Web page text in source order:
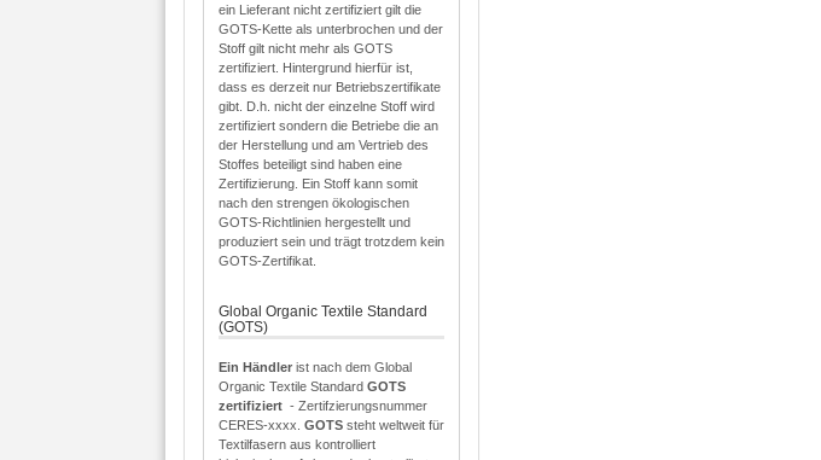
ein Lieferant nicht zertifiziert gilt die
GOTS-Kette als unterbrochen und der
Stoff gilt nicht mehr als GOTS
zertifiziert. Hintergrund hierfür ist,
dass es derzeit nur Betriebszertifikate
gibt. D.h. nicht der einzelne Stoff wird
zertifiziert sondern die Betriebe die an
der Herstellung und am Vertrieb des
Stoffes beteiligt sind haben eine
Zertifizierung. Ein Stoff kann somit
nach den strengen ökologischen
GOTS-Richtlinien hergestellt und
produziert sein und trägt trotzdem kein
GOTS-Zertifikat.
Global Organic Textile Standard
(GOTS)
Ein Händler ist nach dem Global
Organic Textile Standard GOTS
zertifiziert - Zertifzierungsnummer
CERES-xxxx. GOTS steht weltweit für
Textilfasern aus kontrolliert